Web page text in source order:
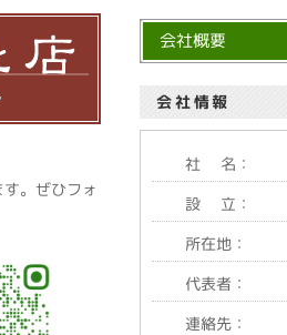
会社概要
会社情報
社 名：
設 立：
所在地：
代表者：
連絡先：
。ぜひフォ